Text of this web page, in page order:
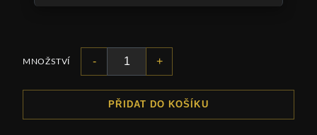
MNOŽSTVÍ - +
PŘIDAT DO KOŠÍKU